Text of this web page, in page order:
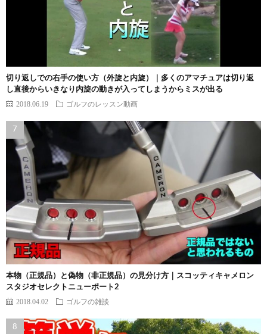
切り返しでの右手の使い方（外旋と内旋）｜多くのアマチュアは切り返
し直後からいきなり内旋の動きが入ってしまうからミスが出る
2018.06.19 ゴルフのレッスン動画
本物（正規品）と偽物（非正規品）の見分け方｜スコッティキャメロン
スタジオセレクトニューポート2
2018.04.02 ゴルフの雑談